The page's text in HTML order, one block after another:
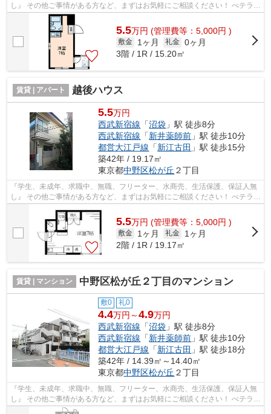
し』 その他ご事情がある方など、まずはお気軽にご相談ください！ べテラン
スタッフが対応致しますのでご希望...
5.5万円 (管理費等：5,000円 )
敷金 1ヶ月 礼金 0ヶ月
3階 / 1R / 15.20㎡
賃貸 | アパート 越後ハウス
5.5万円
西武新宿線 「沼袋 」駅 徒歩8分
西武新宿線 「新井薬師前 」駅 徒歩10分
都営大江戸線 「新江古田 」駅 徒歩15分
築42年 / 19.17㎡
東京都中野区松が丘 ２丁目
『学生、未成年、求職中、無職、フリーター、水商売、生活保護、保証人無
し』 その他ご事情がある方など、まずはお気軽にご相談ください！ べテラン
5.5万円 (管理費等：5,000円 )
敷金 1ヶ月 礼金
1ヶ月
2階 / 1R / 19.17㎡
賃貸 | マンション 中野区松が丘２丁目のマンション
敷0 礼0
4.4万円～4.9万円
西武新宿線 「沼袋 」駅 徒歩8分
西武新宿線 「新井薬師前 」駅 徒歩10分
都営大江戸線 「新江古田 」駅 徒歩18分
築42年 / 14.39㎡～14.40㎡
東京都中野区松が丘 ２丁目
『学生、未成年、求職中、無職、フリーター、水商売、生活保護、保証人無
し』 その他ご事情がある方など、まずはお気軽にご相談ください！ べテラン
スタッフが対応致しますのでご希望...